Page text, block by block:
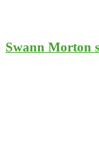
Swann Morton